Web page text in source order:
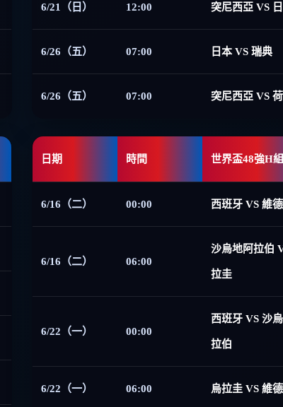
6/21（日） 12:00 突尼西亞 VS
6/26（五） 07:00 日本 VS 瑞典
6/26（五） 07:00 突尼西亞 VS
日期 時間 世界盃48強H組
6/16（二） 00:00 西班牙 VS 維
6/16（二） 06:00
沙烏地阿拉伯
拉圭
6/22（一） 00:00
西班牙 VS 沙
拉伯
6/22（一） 06:00 烏拉圭 VS 維